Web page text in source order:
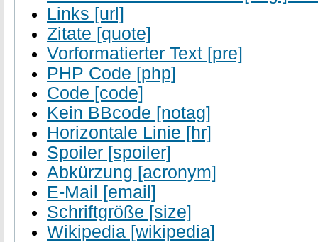
Links [url]
Zitate [quote]
Vorformatierter Text [pre]
PHP Code [php]
Code [code]
Kein BBcode [notag]
Horizontale Linie [hr]
Spoiler [spoiler]
Abkürzung [acronym]
E-Mail [email]
Schriftgröße [size]
Wikipedia [wikipedia]